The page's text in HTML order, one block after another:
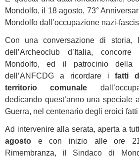
Mondolfo, il 18 agosto, 73°
Mondolfo dall’occupazione nazi-
Con una conversazione di storia,
dell’Archeoclub d’Italia,
Mondolfo, ed il patrocinio della
dell’ANFCDG a ricordare ifatti
territorio comunale
dedicando quest’anno una speciale
Guerra, nel centenario degli eroici
Ad intervenire alla serata, aperta a
agosto e con inizio alle ore
Rimembranza, il Sindaco di